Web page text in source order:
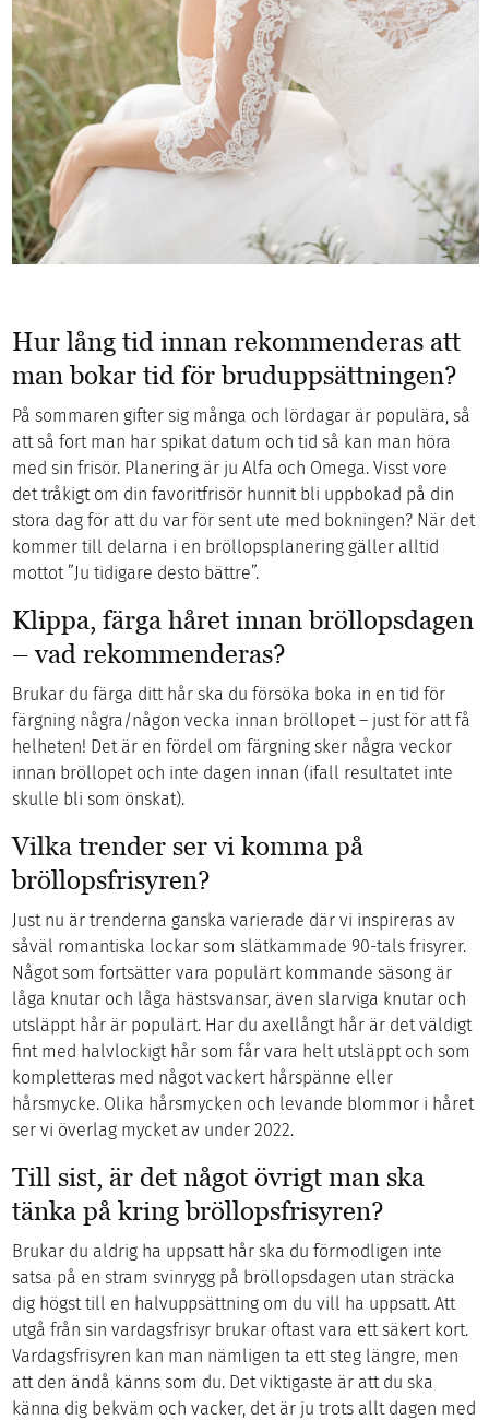
Hur lång tid innan rekommenderas att
man bokar tid för bruduppsättningen?
På sommaren gifter sig många och lördagar är populära, så
att så fort man har spikat datum och tid så kan man höra
med sin frisör. Planering är ju Alfa och Omega. Visst vore
det tråkigt om din favoritfrisör hunnit bli uppbokad på din
stora dag för att du var för sent ute med bokningen? När det
kommer till delarna i en bröllopsplanering gäller alltid
mottot ”Ju tidigare desto bättre”.
Klippa, färga håret innan bröllopsdagen
– vad rekommenderas?
Brukar du färga ditt hår ska du försöka boka in en tid för
färgning några/någon vecka innan bröllopet – just för att få
helheten! Det är en fördel om färgning sker några veckor
innan bröllopet och inte dagen innan (ifall resultatet inte
skulle bli som önskat).
Vilka trender ser vi komma på
bröllopsfrisyren?
Just nu är trenderna ganska varierade där vi inspireras av
såväl romantiska lockar som slätkammade 90-tals frisyrer.
Något som fortsätter vara populärt kommande säsong är
låga knutar och låga hästsvansar, även slarviga knutar och
utsläppt hår är populärt. Har du axellångt hår är det väldigt
fint med halvlockigt hår som får vara helt utsläppt och som
kompletteras med något vackert hårspänne eller
hårsmycke. Olika hårsmycken och levande blommor i håret
ser vi överlag mycket av under 2022.
Till sist, är det något övrigt man ska
tänka på kring bröllopsfrisyren?
Brukar du aldrig ha uppsatt hår ska du förmodligen inte
satsa på en stram svinrygg på bröllopsdagen utan sträcka
dig högst till en halvuppsättning om du vill ha uppsatt. Att
utgå från sin vardagsfrisyr brukar oftast vara ett säkert kort.
Vardagsfrisyren kan man nämligen ta ett steg längre, men
att den ändå känns som du. Det viktigaste är att du ska
känna dig bekväm och vacker, det är ju trots allt dagen med